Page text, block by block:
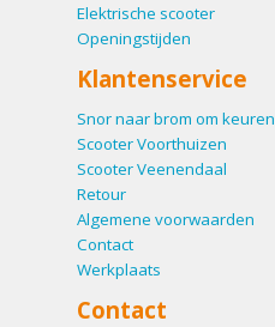
Elektrische scooter
Openingstijden
Klantenservice
Snor naar brom om keuren
Scooter Voorthuizen
Scooter Veenendaal
Retour
Algemene voorwaarden
Contact
Werkplaats
Contact